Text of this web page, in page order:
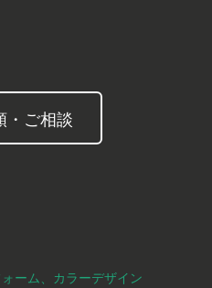
・ご相談
ーム、カラーデザイン